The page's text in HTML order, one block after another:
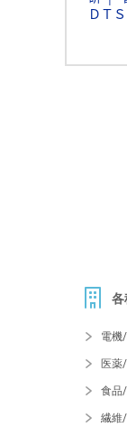
ＤＴＳ
各
電機
医薬
食品
繊維